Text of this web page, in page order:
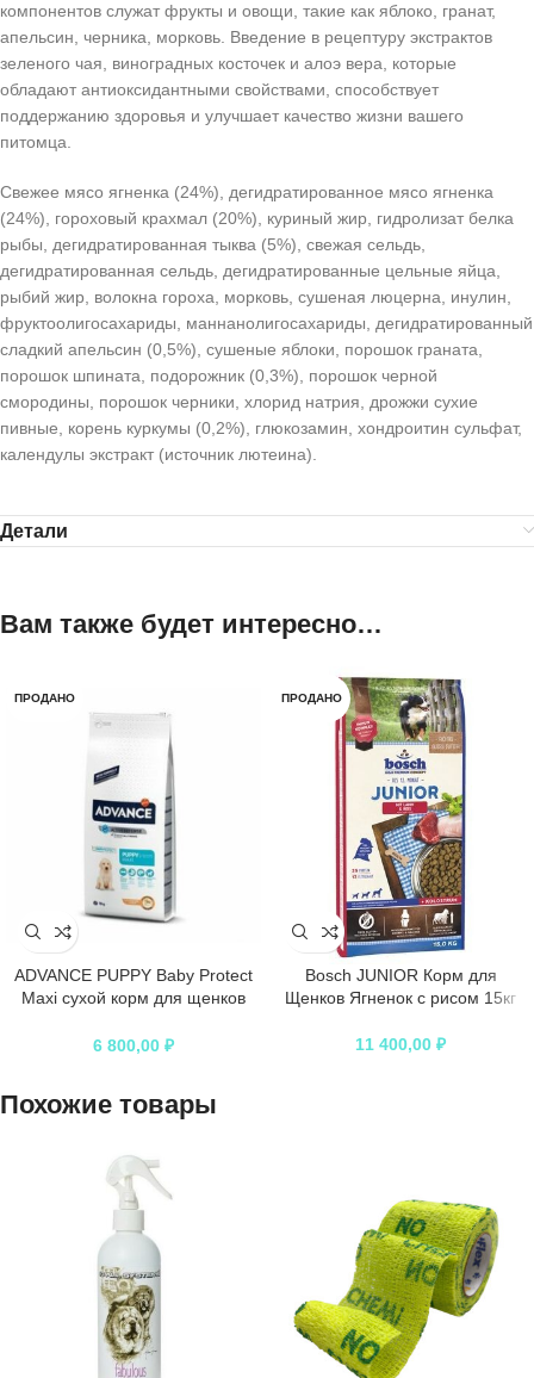
компонентов служат фрукты и овощи, такие как яблоко, гранат,
апельсин, черника, морковь. Введение в рецептуру экстрактов
зеленого чая, виноградных косточек и алоэ вера, которые
обладают антиоксидантными свойствами, способствует
поддержанию здоровья и улучшает качество жизни вашего
питомца.
Свежее мясо ягненка (24%), дегидратированное мясо ягненка
(24%), гороховый крахмал (20%), куриный жир, гидролизат белка
рыбы, дегидратированная тыква (5%), свежая сельдь,
дегидратированная сельдь, дегидратированные цельные яйца,
рыбий жир, волокна гороха, морковь, сушеная люцерна, инулин,
фруктоолигосахариды, маннанолигосахариды, дегидратированный
сладкий апельсин (0,5%), сушеные яблоки, порошок граната,
порошок шпината, подорожник (0,3%), порошок черной
смородины, порошок черники, хлорид натрия, дрожжи сухие
пивные, корень куркумы (0,2%), глюкозамин, хондроитин сульфат,
календулы экстракт (источник лютеина).
Детали
Вам также будет интересно…
ПРОДАНО
ADVANCE PUPPY Baby Protect
Maxi сухой корм для щенков
6 800,00 ₽
ПРОДАНО
Bosch JUNIOR Корм для
Щенков Ягненок с рисом 15кг
11 400,00 ₽
Похожие товары